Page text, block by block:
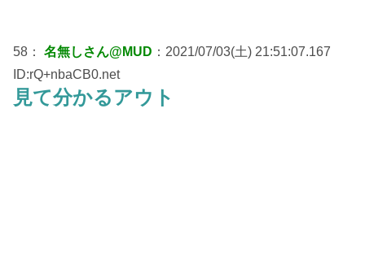
58： 名無しさん@MUD ：2021/07/03(土) 21:51:07.167
ID:rQ+nbaCB0.net
見て分かるアウト